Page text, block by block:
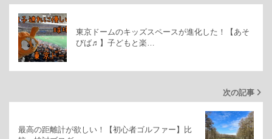
東京ドームのキッズスペースが進化した！【あそ
びば♬】子どもと楽…
次の記事
最高の距離計が欲しい！【初心者ゴルファー】比